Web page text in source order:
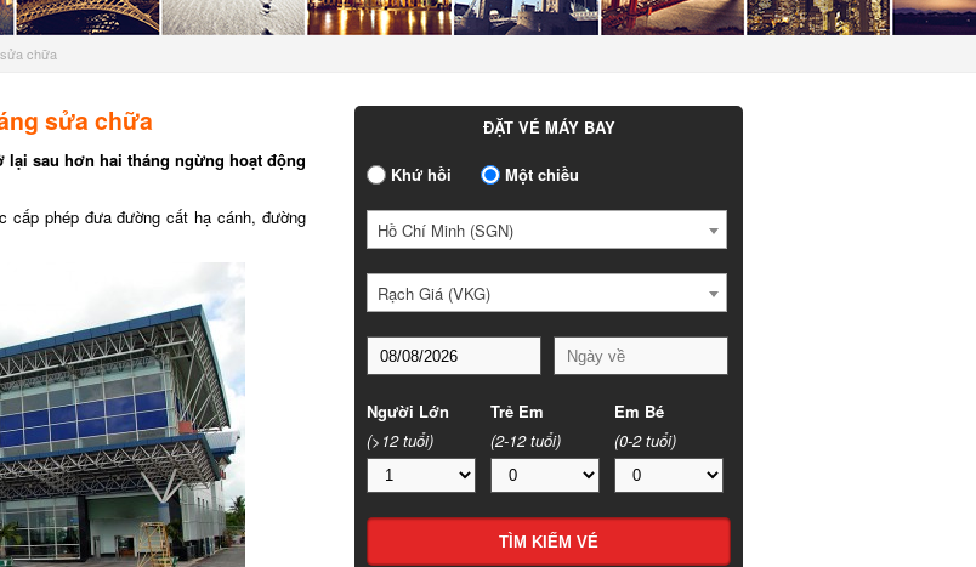
chữa
sửa chữa
lại sau hơn hai tháng ngừng hoạt động
cấp phép đưa đường cất hạ cánh, đường
ĐẶT VÉ MÁY BAY
Khứ hồi Một chiều
Hồ Chí Minh (SGN)
Rạch Giá (VKG)
Người Lớn
(>12 tuổi)
Trẻ Em
(2-12 tuổi)
Em Bé
(0-2 tuổi)